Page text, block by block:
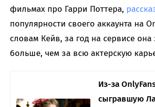
фильмах про Гарри Поттера,
популярности своего аккаунта на
словам Кейв, за год на сервисе она
больше, чем за всю актерскую
Из-за
сыгравшую